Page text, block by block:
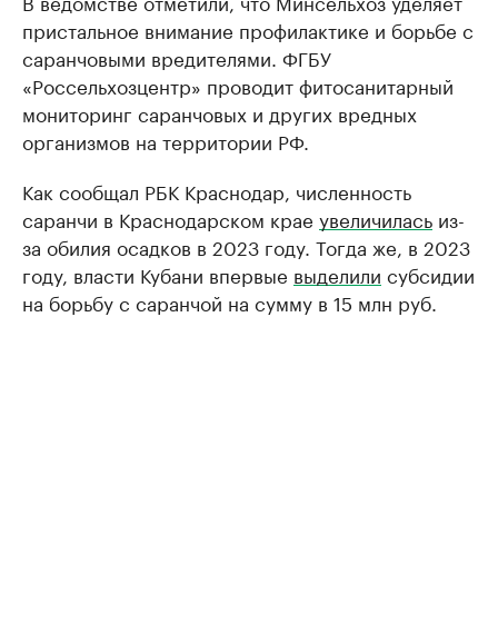
пристальное внимание профилактике и борьбе с
саранчовыми вредителями. ФГБУ
«Россельхозцентр» проводит фитосанитарный
мониторинг саранчовых и других вредных
организмов на территории РФ.
Как сообщал РБК Краснодар, численность
саранчи в Краснодарском крае увеличилась из-
за обилия осадков в 2023 году. Тогда же, в 2023
году, власти Кубани впервые выделили субсидии
на борьбу с саранчой на сумму в 15 млн руб.